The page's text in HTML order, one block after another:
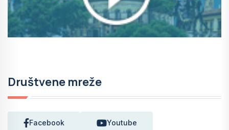
Društvene mreže
Facebook Youtube